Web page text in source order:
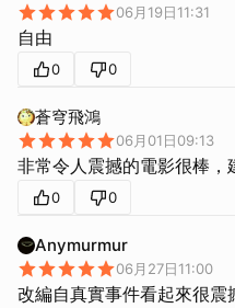
06月19日11:31
自由
0 0
蒼穹飛鴻
06月01日09:13
非常令人震撼的電影很棒，
0 0
Anymurmur
06月27日11:00
改編自真實事件看起來很